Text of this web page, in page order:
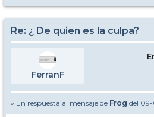
Re: ¿ De quien es la culpa?
FerranF
» En respuesta al mensaje de Frog del 09-